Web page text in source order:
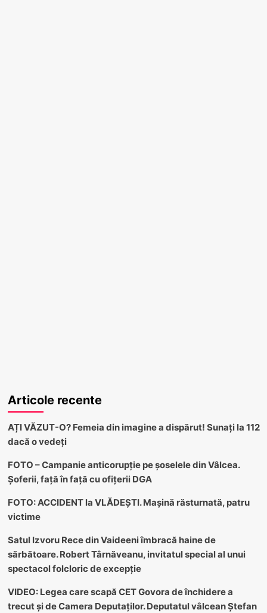
Articole recente
AȚI VĂZUT-O? Femeia din imagine a dispărut! Sunați la 112
dacă o vedeți
FOTO – Campanie anticorupție pe șoselele din Vâlcea.
Șoferii, față în față cu ofițerii DGA
FOTO: ACCIDENT la VLĂDEȘTI. Mașină răsturnată, patru
victime
Satul Izvoru Rece din Vaideeni îmbracă haine de
sărbătoare. Robert Târnăveanu, invitatul special al unui
spectacol folcloric de excepție
VIDEO: Legea care scapă CET Govora de închidere a
trecut și de Camera Deputaților. Deputatul vâlcean Ștefan